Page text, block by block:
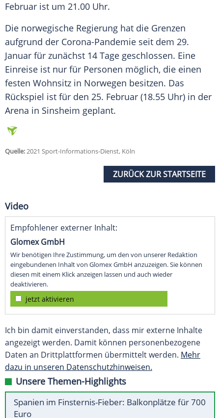
Februar ist um 21.00 Uhr.
Die norwegische Regierung hat die Grenzen
aufgrund der Corona-Pandemie seit dem 29.
Januar für zunächst 14 Tage geschlossen. Eine
Einreise ist nur für Personen möglich, die einen
festen Wohnsitz in Norwegen besitzen. Das
Rückspiel ist für den 25. Februar (18.55 Uhr) in der
Arena in Sinsheim geplant.
Quelle:2021 Sport-Informations-Dienst, Köln
ZURÜCK ZUR STARTSEITE
Video
Empfohlener externer Inhalt:
Glomex GmbH
Wir benötigen Ihre Zustimmung, um den von unserer Redaktion
eingebundenen Inhalt von Glomex GmbH anzuzeigen. Sie können
diesen mit einem Klick anzeigen lassen und auch wieder
deaktivieren.
jetzt aktivieren
Ich bin damit einverstanden, dass mir externe Inhalte
angezeigt werden. Damit können personenbezogene
Daten an Drittplattformen übermittelt werden. Mehr
dazu in unseren Datenschutzhinweisen.
Unsere Themen-Highlights
Spanien im Finsternis-Fieber: Balkonplätze für 700
Euro